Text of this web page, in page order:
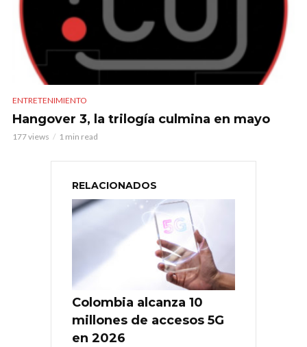
ENTRETENIMIENTO
Hangover 3, la trilogía culmina en mayo
177 views 1 min read
RELACIONADOS
Colombia alcanza 10
millones de accesos 5G
en 2026